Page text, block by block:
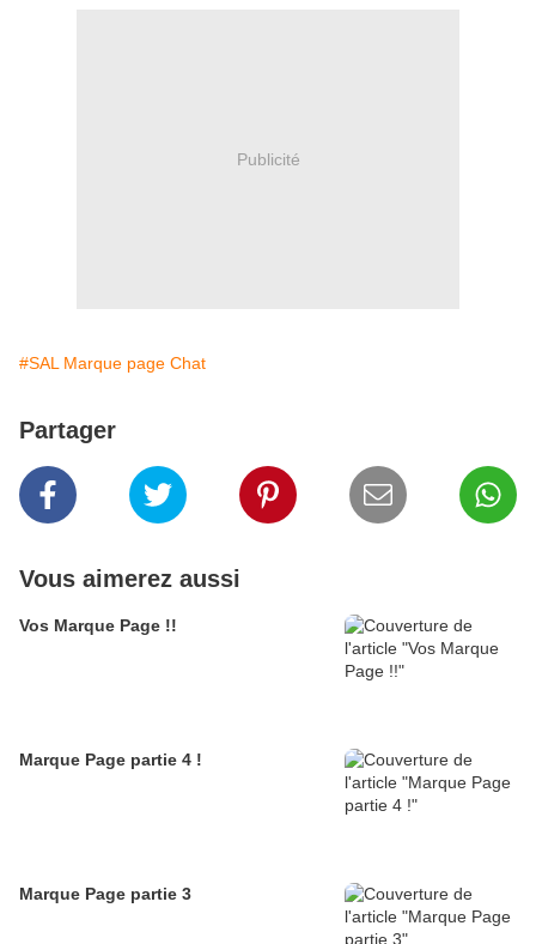
Publicité
#SAL Marque page Chat
Partager
Vous aimerez aussi
Vos Marque Page !!
Marque Page partie 4 !
Marque Page partie 3